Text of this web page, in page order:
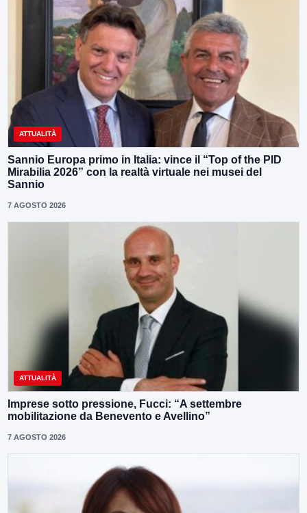
ATTUALITÀ
Sannio Europa primo in Italia: vince il “Top of the PID
Mirabilia 2026” con la realtà virtuale nei musei del
Sannio
7 AGOSTO 2026
ATTUALITÀ
Imprese sotto pressione, Fucci: “A settembre
mobilitazione da Benevento e Avellino”
7 AGOSTO 2026